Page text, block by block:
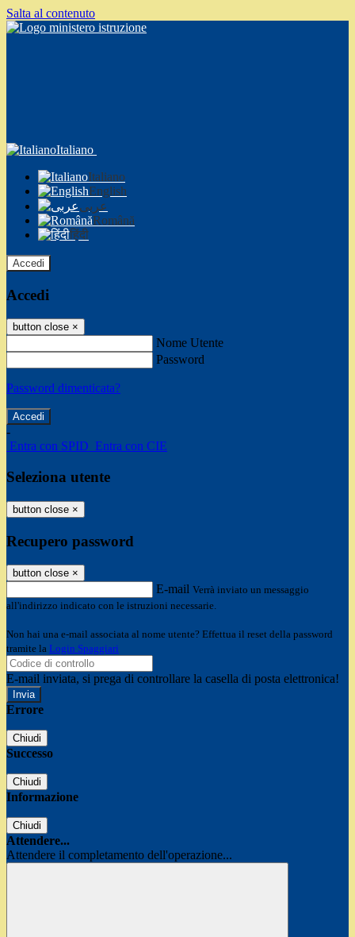
Salta al contenuto
Italiano
Italiano
English
عربى
Română
हिंदी
Accedi
Accedi
button close ×
Nome Utente
Password
Password dimenticata?
-
Entra con SPID Entra con CIE
Seleziona utente
button close ×
Recupero password
button close ×
E-mail Verrà inviato un messaggio
all'indirizzo indicato con le istruzioni necessarie.
Non hai una e-mail associata al nome utente? Effettua il reset della password
tramite la Login Spaggiari
E-mail inviata, si prega di controllare la casella di posta elettronica!
Errore
Chiudi
Successo
Chiudi
Informazione
Chiudi
Attendere...
Attendere il completamento dell'operazione...